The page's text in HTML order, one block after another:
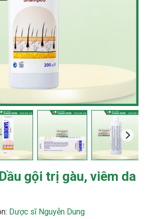
gội trị gàu, viêm da
Dược sĩ Nguyễn Dung